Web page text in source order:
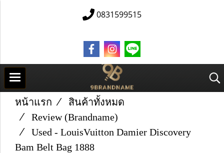
0831599515
หน้าแรก
สินค้าทั้งหมด
Review (Brandname)
Used​ - Louis​Vuitton​ Damier​ Discovery
Bam Belt Bag 1888